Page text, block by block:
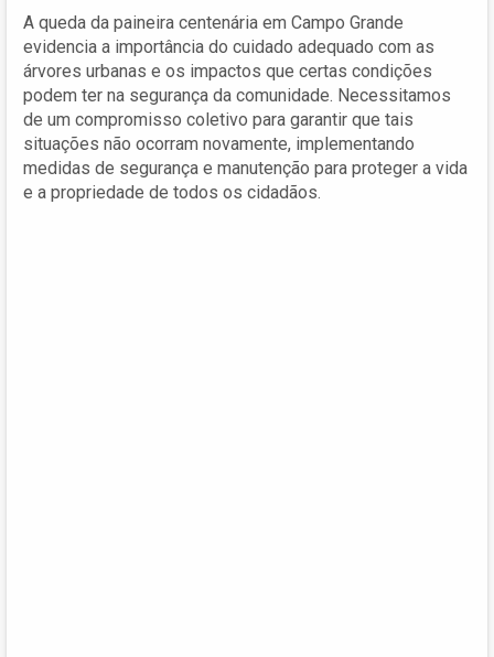
A queda da paineira centenária em Campo Grande
evidencia a importância do cuidado adequado com as
árvores urbanas e os impactos que certas condições
podem ter na segurança da comunidade. Necessitamos
de um compromisso coletivo para garantir que tais
situações não ocorram novamente, implementando
medidas de segurança e manutenção para proteger a vida
e a propriedade de todos os cidadãos.